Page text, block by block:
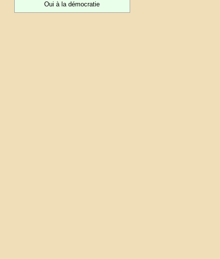
Oui à la démocratie